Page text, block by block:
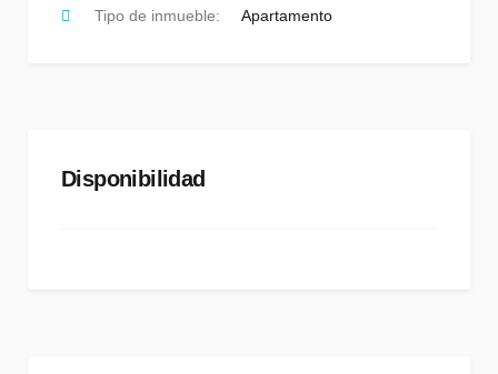
Tipo de inmueble: Apartamento
Disponibilidad